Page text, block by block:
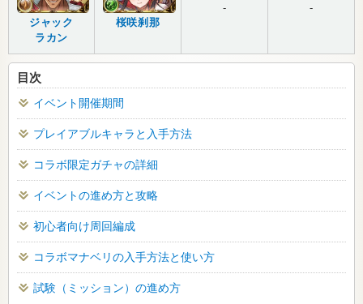
ジャック
ラカン
桜咲刹那
- -
目次
イベント開催期間
プレイアブルキャラと入手方法
コラボ限定ガチャの詳細
イベントの進め方と攻略
初心者向け周回編成
コラボマナベリの入手方法と使い方
試験（ミッション）の進め方